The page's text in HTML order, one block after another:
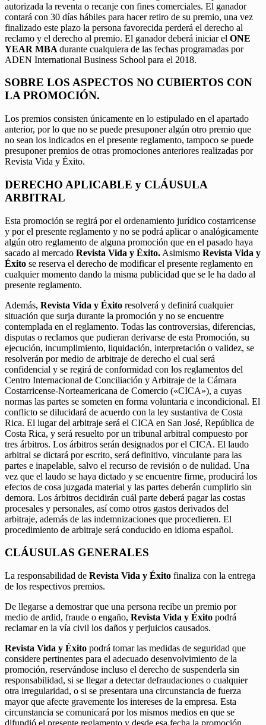
autorizada la reventa o recanje con fines comerciales. El ganador
contará con 30 días hábiles para hacer retiro de su premio, una vez
finalizado este plazo la persona favorecida perderá el derecho al
reclamo y el derecho al premio. El ganador deberá iniciar el ONE
YEAR MBA durante cualquiera de las fechas programadas por
ADEN International Business School para el 2018.
SOBRE LOS ASPECTOS NO CUBIERTOS CON
LA PROMOCIÓN.
Los premios consisten únicamente en lo estipulado en el apartado
anterior, por lo que no se puede presuponer algún otro premio que
no sean los indicados en el presente reglamento, tampoco se puede
presuponer premios de otras promociones anteriores realizadas por
Revista Vida y Éxito.
DERECHO APLICABLE y CLÁUSULA
ARBITRAL
Esta promoción se regirá por el ordenamiento jurídico costarricense
y por el presente reglamento y no se podrá aplicar o analógicamente
algún otro reglamento de alguna promoción que en el pasado haya
sacado al mercado Revista Vida y Éxito. Asimismo Revista Vida y
Éxito se reserva el derecho de modificar el presente reglamento en
cualquier momento dando la misma publicidad que se le ha dado al
presente reglamento.
Además, Revista Vida y Éxito resolverá y definirá cualquier
situación que surja durante la promoción y no se encuentre
contemplada en el reglamento. Todas las controversias, diferencias,
disputas o reclamos que pudieran derivarse de esta Promoción, su
ejecución, incumplimiento, liquidación, interpretación o validez, se
resolverán por medio de arbitraje de derecho el cual será
confidencial y se regirá de conformidad con los reglamentos del
Centro Internacional de Conciliación y Arbitraje de la Cámara
Costarricense-Norteamericana de Comercio («CICA»), a cuyas
normas las partes se someten en forma voluntaria e incondicional. El
conflicto se dilucidará de acuerdo con la ley sustantiva de Costa
Rica. El lugar del arbitraje será el CICA en San José, República de
Costa Rica, y será resuelto por un tribunal arbitral compuesto por
tres árbitros. Los árbitros serán designados por el CICA. El laudo
arbitral se dictará por escrito, será definitivo, vinculante para las
partes e inapelable, salvo el recurso de revisión o de nulidad. Una
vez que el laudo se haya dictado y se encuentre firme, producirá los
efectos de cosa juzgada material y las partes deberán cumplirlo sin
demora. Los árbitros decidirán cuál parte deberá pagar las costas
procesales y personales, así como otros gastos derivados del
arbitraje, además de las indemnizaciones que procedieren. El
procedimiento de arbitraje será conducido en idioma español.
CLÁUSULAS GENERALES
La responsabilidad de Revista Vida y Éxito finaliza con la entrega
de los respectivos premios.
De llegarse a demostrar que una persona recibe un premio por
medio de ardid, fraude o engaño, Revista Vida y Éxito podrá
reclamar en la vía civil los daños y perjuicios causados.
Revista Vida y Éxito podrá tomar las medidas de seguridad que
considere pertinentes para el adecuado desenvolvimiento de la
promoción, reservándose incluso el derecho de suspenderla sin
responsabilidad, si se llegar a detectar defraudaciones o cualquier
otra irregularidad, o si se presentara una circunstancia de fuerza
mayor que afecte gravemente los intereses de la empresa. Esta
circunstancia se comunicará por los mismos medios en que se
difundió el presente reglamento y desde esa fecha la promoción